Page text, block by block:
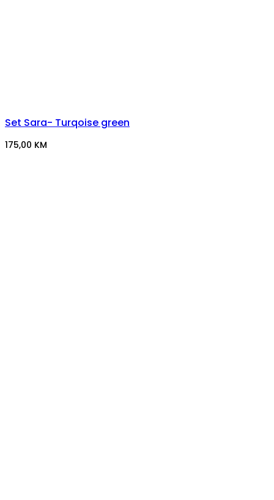
Set Sara- Turqoise green
175,00 KM